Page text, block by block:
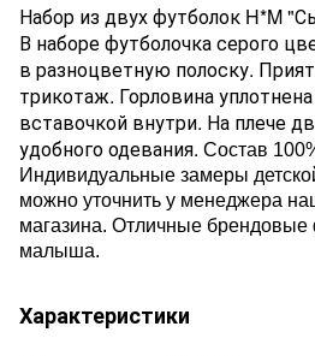
Набор из двух футболок H*M
В наборе футболочка серого
в разноцветную полоску.
трикотаж. Горловина
вставочкой внутри. На плече
удобного одевания. Состав
Индивидуальные замеры
можно уточнить у менеджера
магазина. Отличные брендовые
малыша.
Характеристики